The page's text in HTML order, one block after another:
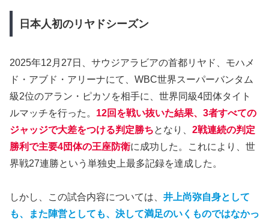
日本人初のリヤドシーズン
2025年12月27日、サウジアラビアの首都リヤド、モハメ
ド・アブド・アリーナにて、WBC世界スーパーバンタム
級2位のアラン・ピカソを相手に、世界同級4団体タイト
ルマッチを行った。 12回を戦い抜いた結果、3者すべての
ジャッジで大差をつける判定勝ちとなり、 2戦連続の判定
勝利で主要4団体の王座防衛に成功した。これにより、世
界戦27連勝という単独史上最多記録を達成した。
しかし、この試合内容については、 井上尚弥自身として
も、また陣営としても、決して満足のいくものではなかっ